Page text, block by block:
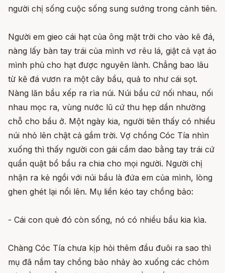
người chị sống cuộc sống sung sướng trong cảnh tiên.
Người em gieo cái hạt của ông mặt trời cho vào kẽ đá,
nàng lấy bàn tay trái của mình vơ rêu lá, giật cả vạt áo
mình phủ cho hạt được nguyên lành. Chẳng bao lâu
từ kẽ đá vươn ra một cây bầu, quả to như cái sọt.
Nàng lăn bầu xếp ra rìa núi. Núi bầu cứ nối nhau, nối
nhau mọc ra, vùng nước lũ cứ thu hẹp dần nhường
chỗ cho bầu ở. Một ngày kia, người tiên thấy có nhiều
núi nhỏ lên chật cả gầm trời. Vợ chồng Cóc Tía nhìn
xuống thì thấy người con gái cầm dao bằng tay trái cứ
quần quật bổ bầu ra chia cho mọi người. Người chị
nhận ra kẻ ngồi với núi bầu là đứa em của mình, lòng
ghen ghét lại nổi lên. Mụ liền kéo tay chồng bảo:
- Cái con què đó còn sống, nó có nhiều bầu kia kìa.
Chàng Cóc Tía chưa kịp hỏi thêm đầu đuôi ra sao thì
mụ đã nắm tay chồng bảo nhảy ào xuống các chỏm